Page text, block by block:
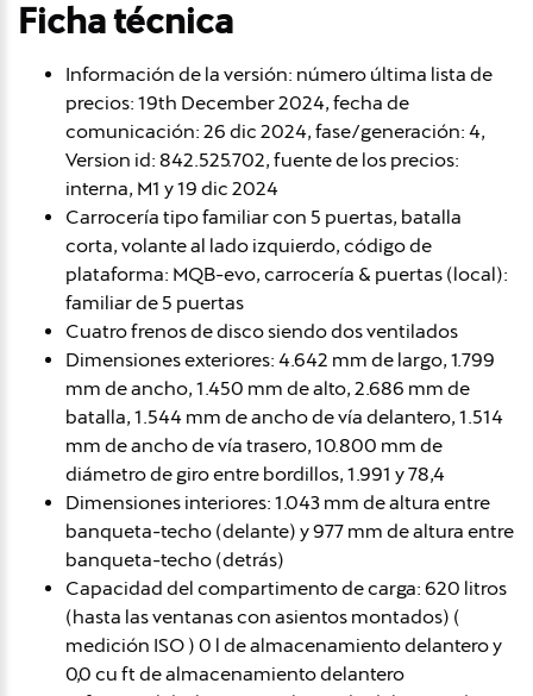
Ficha técnica
Información de la versión: número última lista de
precios: 19th December 2024, fecha de
comunicación: 26 dic 2024, fase/generación: 4,
Version id: 842.525.702, fuente de los precios:
interna, M1 y 19 dic 2024
Carrocería tipo familiar con 5 puertas, batalla
corta, volante al lado izquierdo, código de
plataforma: MQB-evo, carrocería & puertas (local):
familiar de 5 puertas
Cuatro frenos de disco siendo dos ventilados
Dimensiones exteriores: 4.642 mm de largo, 1.799
mm de ancho, 1.450 mm de alto, 2.686 mm de
batalla, 1.544 mm de ancho de vía delantero, 1.514
mm de ancho de vía trasero, 10.800 mm de
diámetro de giro entre bordillos, 1.991 y 78,4
Dimensiones interiores: 1.043 mm de altura entre
banqueta-techo (delante) y 977 mm de altura entre
banqueta-techo (detrás)
Capacidad del compartimento de carga: 620 litros
(hasta las ventanas con asientos montados) (
medición ISO ) 0 l de almacenamiento delantero y
0,0 cu ft de almacenamiento delantero